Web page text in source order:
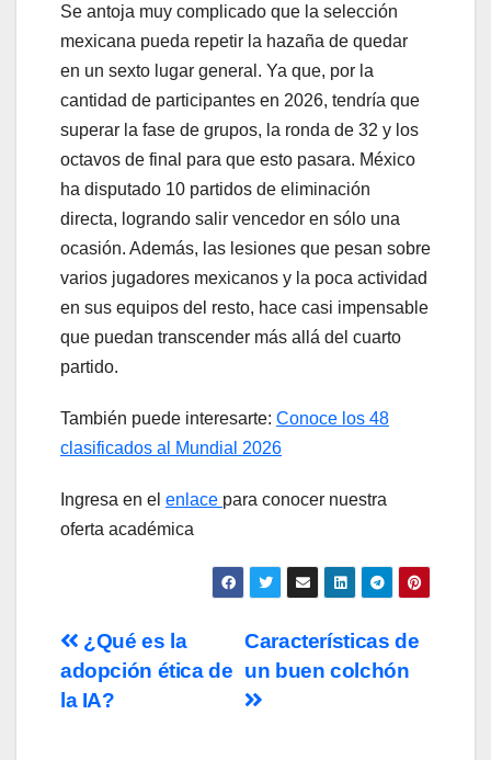
Se antoja muy complicado que la selección
mexicana pueda repetir la hazaña de quedar
en un sexto lugar general. Ya que, por la
cantidad de participantes en 2026, tendría que
superar la fase de grupos, la ronda de 32 y los
octavos de final para que esto pasara. México
ha disputado 10 partidos de eliminación
directa, logrando salir vencedor en sólo una
ocasión. Además, las lesiones que pesan sobre
varios jugadores mexicanos y la poca actividad
en sus equipos del resto, hace casi impensable
que puedan transcender más allá del cuarto
partido.
También puede interesarte: Conoce los 48
clasificados al Mundial 2026
Ingresa en el enlace para conocer nuestra
oferta académica
Navegación
de
Características de
un buen colchón
¿Qué es la
adopción ética de
la IA?